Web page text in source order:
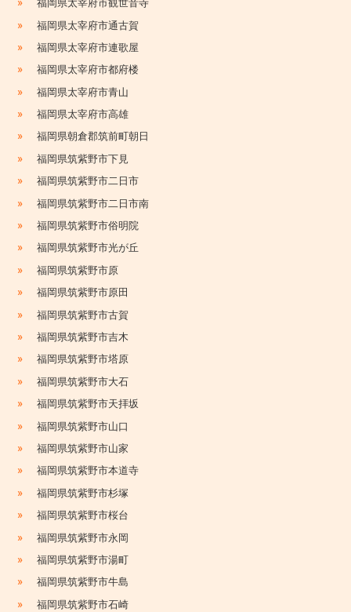
福岡県太宰府市観世音寺
» 福岡県太宰府市通古賀
» 福岡県太宰府市連歌屋
» 福岡県太宰府市都府楼
» 福岡県太宰府市青山
» 福岡県太宰府市高雄
» 福岡県朝倉郡筑前町朝日
» 福岡県筑紫野市下見
» 福岡県筑紫野市二日市
» 福岡県筑紫野市二日市南
» 福岡県筑紫野市俗明院
» 福岡県筑紫野市光が丘
» 福岡県筑紫野市原
» 福岡県筑紫野市原田
» 福岡県筑紫野市古賀
» 福岡県筑紫野市吉木
» 福岡県筑紫野市塔原
» 福岡県筑紫野市大石
» 福岡県筑紫野市天拝坂
» 福岡県筑紫野市山口
» 福岡県筑紫野市山家
» 福岡県筑紫野市本道寺
» 福岡県筑紫野市杉塚
» 福岡県筑紫野市桜台
» 福岡県筑紫野市永岡
» 福岡県筑紫野市湯町
» 福岡県筑紫野市牛島
» 福岡県筑紫野市石崎